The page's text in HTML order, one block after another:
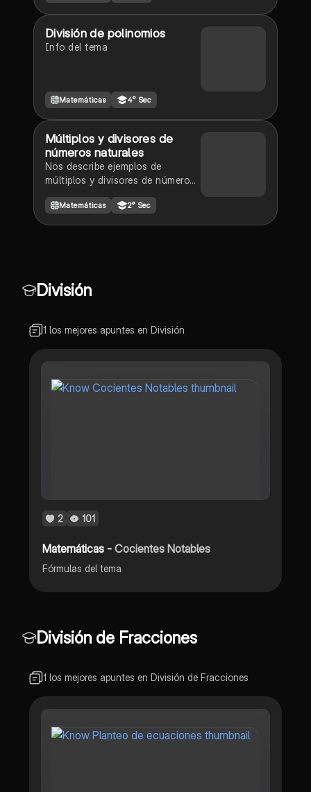
División de polinomios
Info del tema
Matemáticas 4° Sec
Múltiplos y divisores de
números naturales
Nos describe ejemplos de
múltiplos y divisores de números
definiciónes
Matemáticas 2° Sec
División
1 los mejores apuntes en División
2 101
Matemáticas -Cocientes Notables
Fórmulas del tema
División de Fracciones
1 los mejores apuntes en División de Fracciones